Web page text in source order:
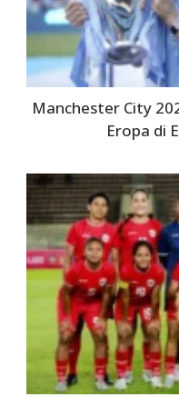
Manchester City
Eropa di